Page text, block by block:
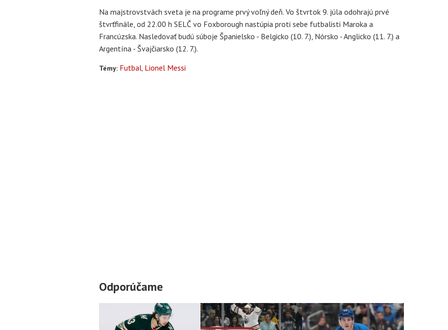
Na majstrovstvách sveta je na programe prvý voľný deň. Vo štvrtok 9. júla odohrajú prvé
štvrťfinále, od 22.00 h SELČ vo Foxborough nastúpia proti sebe futbalisti Maroka a
Francúzska. Nasledovať budú súboje Španielsko - Belgicko (10. 7.), Nórsko - Anglicko (11. 7.) a
Argentína - Švajčiarsko (12. 7.).
Témy: Futbal Lionel Messi
Odporúčame